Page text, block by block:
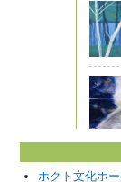
ホクト文化ホ